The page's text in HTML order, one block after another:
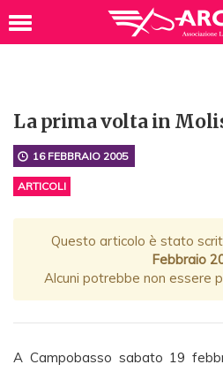
La prima volta in
16 FEBBRAIO 2005
ARTICOLI
Questo articolo è stato
Febbraio
Alcuni potrebbe non essere
A Campobasso sabato 19